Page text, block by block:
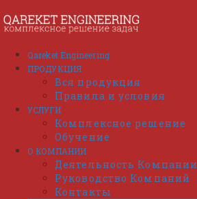
к
содержимому
Qareket Engineering
ПРОДУКЦИЯ
Вся продукция
Правила и условия
УСЛУГИ
Комплексное решение
Обучение
О КОМПАНИИ
Деятельность Компании
Руководство Компаний
Контакты